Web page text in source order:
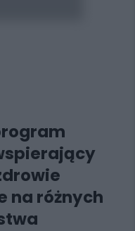
na różnych